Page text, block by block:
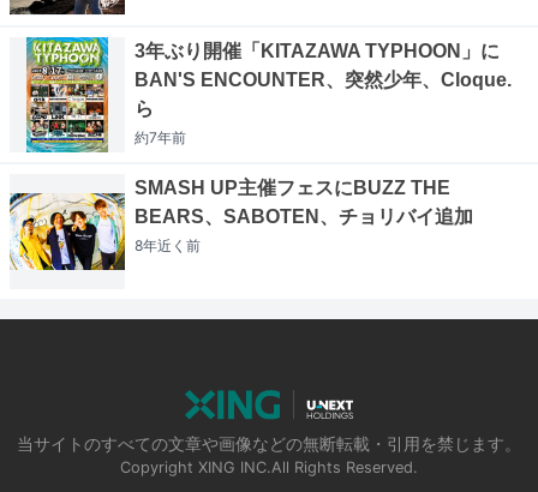
3年ぶり開催「KITAZAWA TYPHOON」に
BAN'S ENCOUNTER、突然少年、Cloque.
ら
約7年前
SMASH UP主催フェスにBUZZ THE
BEARS、SABOTEN、チョリバイ追加
8年近く 前
当サイトのすべての文章や画像などの無断転載・引用を禁じます。
Copyright XING INC.All Rights Reserved.